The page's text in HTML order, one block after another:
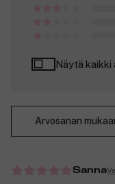
Näytä kaikki
Arvosanan
Sanna